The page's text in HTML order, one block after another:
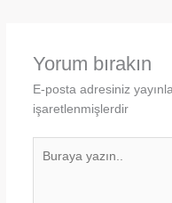
Yorum bırakın
E-posta adresiniz
işaretlenmişlerdir